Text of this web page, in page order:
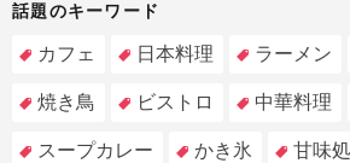
話題のキーワード
カフェ 日本料理 ラーメン
焼き鳥 ビストロ 中華料理
スープカレー かき氷 甘味処